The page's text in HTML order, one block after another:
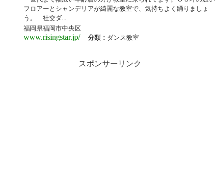
フロアーとシャンデリアが綺麗な教室で、気持ちよく踊りましょ
う。 社交ダ...
福岡県福岡市中央区
www.risingstar.jp/ 分類： ダンス教室
スポンサーリンク